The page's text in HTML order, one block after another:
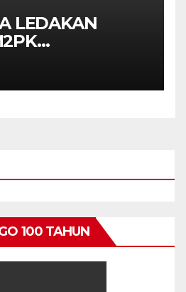
LEDAKAN
FPM FEST
SEMANGAT
KREATIVITI
100 TAHUN